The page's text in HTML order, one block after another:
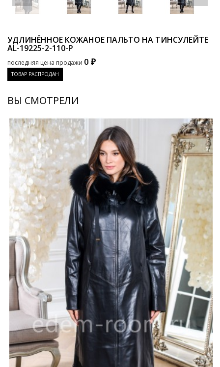
УДЛИНЁННОЕ КОЖАНОЕ ПАЛЬТО НА ТИНСУЛЕЙТЕ
AL-19225-2-110-P
последняя цена продажи 0 ₽
ТОВАР РАСПРОДАН
ВЫ СМОТРЕЛИ